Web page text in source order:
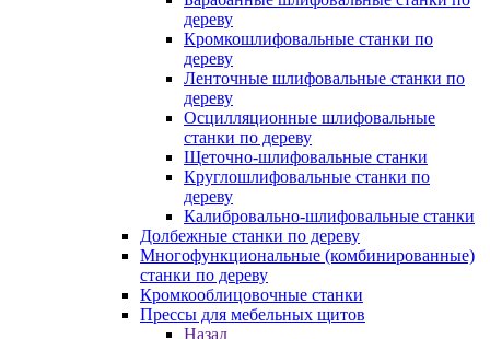
дереву
Кромкошлифовальные станки по
дереву
Ленточные шлифовальные станки по
дереву
Осцилляционные шлифовальные
станки по дереву
Щеточно-шлифовальные станки
Круглошлифовальные станки по
дереву
Калибровально-шлифовальные станки
Долбежные станки по дереву
Многофункциональные (комбинированные)
станки по дереву
Кромкооблицовочные станки
Прессы для мебельных щитов
Назад